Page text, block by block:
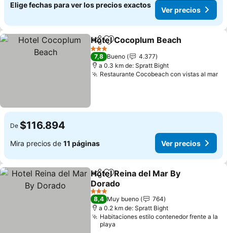
Elige fechas para ver los precios exactos
Ver precios
CompartirAgregar a favoritos
Hotel Cocoplum Beach
3 Estrellas
7,8 Bueno
4.377
a 0.3 km de: Spratt Bight
Restaurante Cocobeach con vistas al mar
De $116.894
Mira precios de 11 páginas Ver precios
CompartirAgregar a favoritos
Hotel Reina del Mar By
Dorado
Ver precios
3 Estrellas
8,4 Muy bueno
764
a 0.2 km de: Spratt Bight
Habitaciones estilo contenedor frente a la
playa